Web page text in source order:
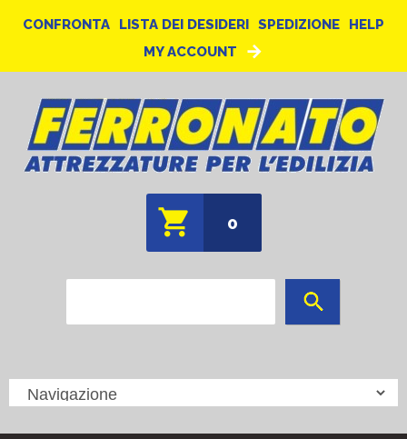
CONFRONTA LISTA DEI DESIDERI SPEDIZIONE
HELP
MY ACCOUNT
0